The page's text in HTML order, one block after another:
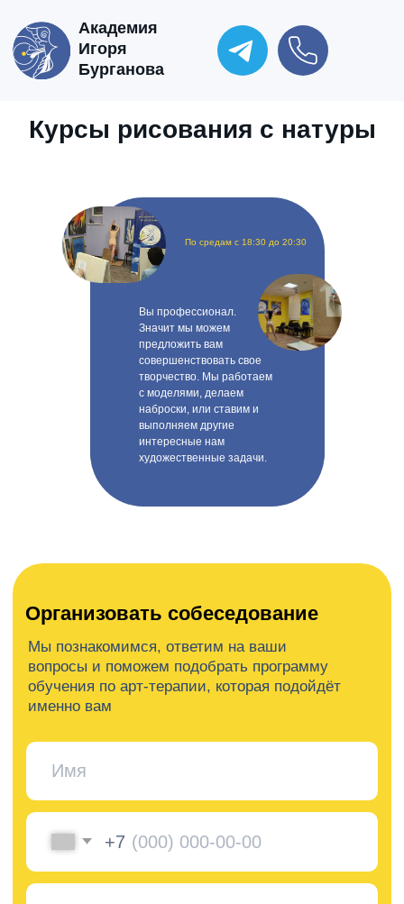
Академия
Игоря
Бурганова
Курсы рисования с натуры
Вы профессионал.
Значит мы можем
предложить вам
совершенствовать свое
творчество. Мы работаем
с моделями, делаем
наброски, или ставим и
выполняем другие
интересные нам
художественные задачи.
По средам с 18:30 до 20:30
Я согласен(на) на обработку персональных
данных в соответствии с политикой
конфиденциальности
Организовать собеседование
Мы познакомимся, ответим на ваши
вопросы и поможем подобрать программу
обучения по арт-терапии, которая подойдёт
Людмила Азарова, руководитель
подробности по организации и
содержанию обучения, ответит на